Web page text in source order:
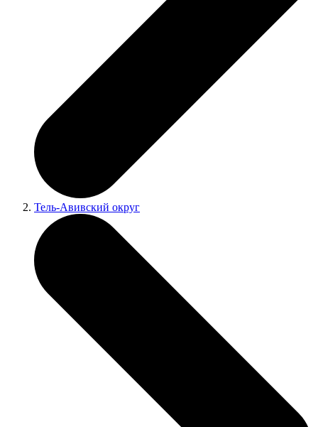
Тель-Авивский округ